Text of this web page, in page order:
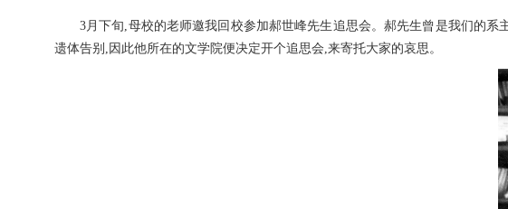
3月下旬,母校的老师邀我回校参加郝世峰先生追思会。郝先生曾是我们的
遗体告别,因此他所在的文学院便决定开个追思会,来寄托大家的哀思。